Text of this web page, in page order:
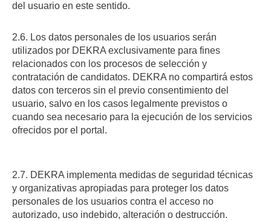
del usuario en este sentido.
2.6. Los datos personales de los usuarios serán
utilizados por DEKRA exclusivamente para fines
relacionados con los procesos de selección y
contratación de candidatos. DEKRA no compartirá estos
datos con terceros sin el previo consentimiento del
usuario, salvo en los casos legalmente previstos o
cuando sea necesario para la ejecución de los servicios
ofrecidos por el portal.
2.7. DEKRA implementa medidas de seguridad técnicas
y organizativas apropiadas para proteger los datos
personales de los usuarios contra el acceso no
autorizado, uso indebido, alteración o destrucción.